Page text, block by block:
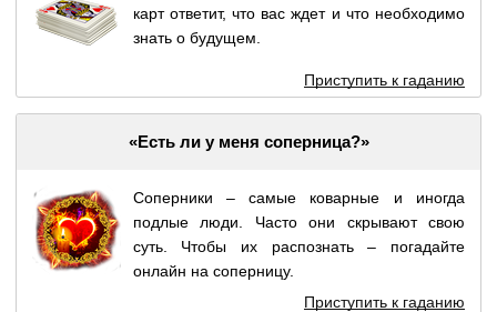
карт ответит, что вас ждет и что необходимо
знать о будущем.
Приступить к гаданию
«Есть ли у меня соперница?»
Соперники – самые коварные и иногда
подлые люди. Часто они скрывают свою
суть. Чтобы их распознать – погадайте
онлайн на соперницу.
Приступить к гаданию